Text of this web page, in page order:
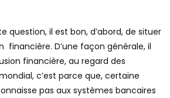
question, il est bon, d’abord, de situer
financière. D’une façon générale, il
financière, au regard des
c’est parce que, certaine
pas aux systèmes bancaires